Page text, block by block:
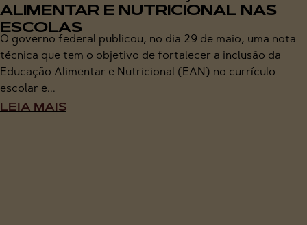
ALIMENTAR E NUTRICIONAL NAS
ESCOLAS
O governo federal publicou, no dia 29 de maio, uma nota
técnica que tem o objetivo de fortalecer a inclusão da
Educação Alimentar e Nutricional (EAN) no currículo
escolar e...
LEIA MAIS